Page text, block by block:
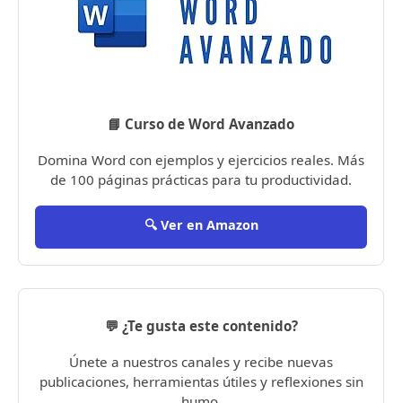
📘 Curso de Word Avanzado
Domina Word con ejemplos y ejercicios reales. Más
de 100 páginas prácticas para tu productividad.
🔍 Ver en Amazon
💬 ¿Te gusta este contenido?
Únete a nuestros canales y recibe nuevas
publicaciones, herramientas útiles y reflexiones sin